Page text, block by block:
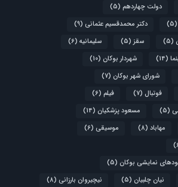
دولت چهاردهم (5)
(5) دکتر محمدقسیم عثمانی (9)
(5) سقز (5) سلیمانیه (6)
(14) شهردار بوکان (10)
شورای شهر بوکان (7)
فوتبال (7) فیلم (6)
(5) مسعود پزشکیان (14)
مهاباد (8) موسیقی (6)
نمایشی بوکان (5)
نیان چلبیان (5) نیچیروان بارزانی (8)